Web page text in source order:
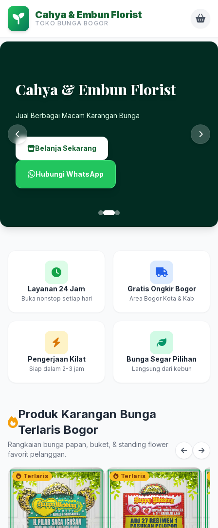
Cahya & Embun Florist
TOKO BUNGA BOGOR
Cahya & Embun Florist
Jual Berbagai Macam Karangan Bunga
Belanja Sekarang
Hubungi WhatsApp
Layanan 24 Jam
Buka nonstop setiap hari
Gratis Ongkir Bogor
Area Bogor Kota & Kab
Pengerjaan Kilat
Siap dalam 2-3 jam
Bunga Segar Pilihan
Langsung dari kebun
Produk Karangan Bunga
Terlaris Bogor
Rangkaian bunga papan, buket, & standing flower
favorit pelanggan.
Terlaris Terlaris